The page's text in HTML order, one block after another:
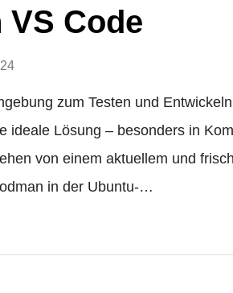
Code
zum Testen und
ideale Lösung – besonders in
von einem aktuellem und
in der Ubuntu-…